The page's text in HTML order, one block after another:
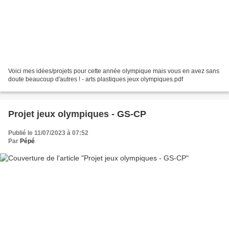
Voici mes idées/projets pour cette année olympique mais vous en avez sans
doute beaucoup d'autres ! - arts plastiques jeux olympiques.pdf
Projet jeux olympiques - GS-CP
Publié le 11/07/2023 à 07:52
Par Pépé